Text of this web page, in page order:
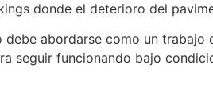
donde el deterioro del
debe abordarse como un
seguir funcionando bajo